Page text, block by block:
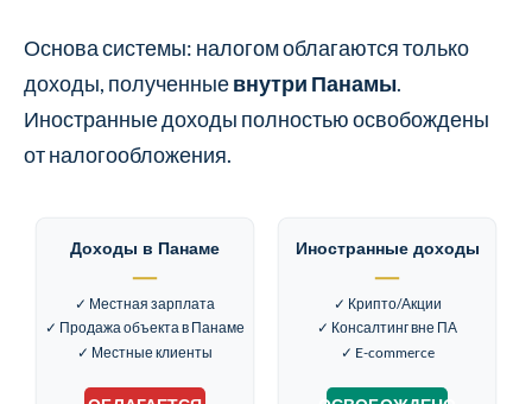
Основа системы: налогом облагаются только
доходы, полученныевнутри Панамы.
Иностранные доходы полностью освобождены
от налогообложения.
Доходы в Панаме
✓ Местная зарплата
✓ Продажа объекта в Панаме
✓ Местные клиенты
Иностранные доходы
✓ Крипто/Акции
✓ Консалтинг вне ПА
✓ E-commerce